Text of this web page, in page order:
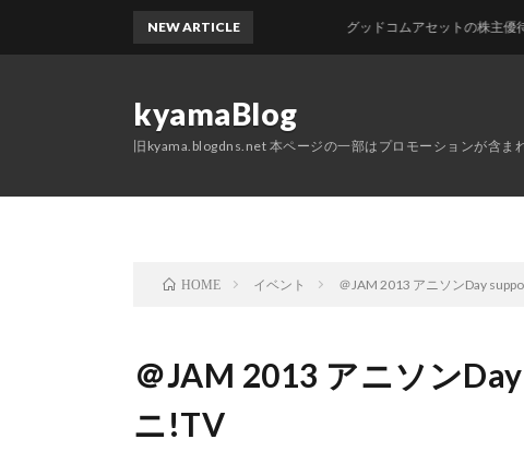
kyamaBlog
旧kyama.blogdns.net 本ページの一部はプロモーションが含ま
NEW ARTICLE グッドコムアセットの株主優待が届
HOME イベント ＠JAM 2013 アニソンDay
＠JAM 2013 アニソン
ニ!TV